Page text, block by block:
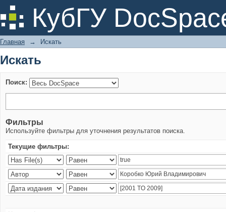
КубГУ
Искать
Главная → Искать
Искать
Поиск:
Фильтры
Используйте фильтры для уточнения результатов поиска.
Текущие фильтры: